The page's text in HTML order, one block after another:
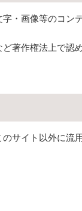
・画像等のコン
著作権法上で認
サイト以外に流